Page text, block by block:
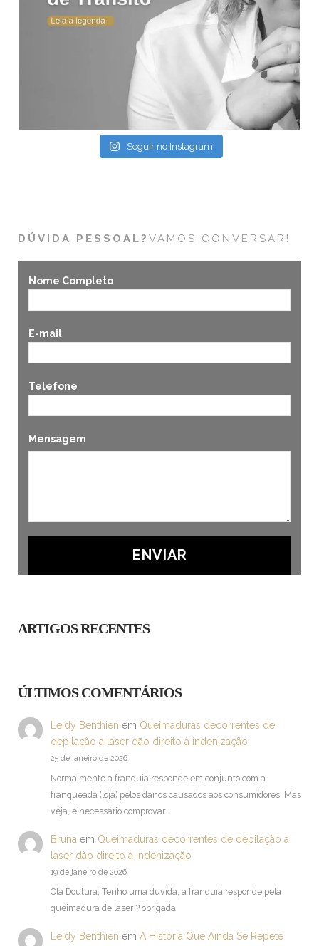
Seguir no Instagram
DÚVIDA PESSOAL? VAMOS CONVERSAR!
Nome Completo
E-mail
Telefone
Mensagem
ARTIGOS RECENTES
ÚLTIMOS COMENTÁRIOS
Leidy Benthien em Queimaduras decorrentes de
depilação a laser dão direito à indenização
25 de janeiro de 2026
Normalmente a franquia responde em conjunto com a
franqueada (loja) pelos danos causados aos consumidores. Mas
veja, é necessário comprovar…
Bruna em Queimaduras decorrentes de depilação a
laser dão direito à indenização
19 de janeiro de 2026
Ola Doutura, Tenho uma duvida, a franquia responde pela
queimadura de laser ? obrigada
Leidy Benthien em A História Que Ainda Se Repete